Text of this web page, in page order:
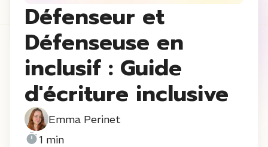
Défenseur et
Défenseuse en
inclusif : Guide
d'écriture inclusive
Emma Perinet
1 min